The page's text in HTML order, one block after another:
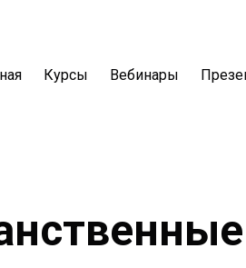
Курсы Вебинары